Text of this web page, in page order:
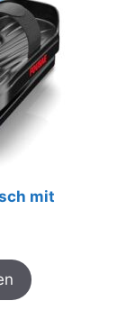
mit